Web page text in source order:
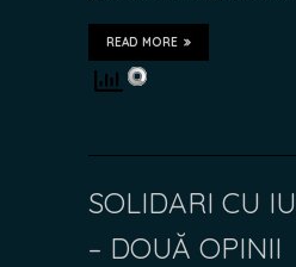
READ MORE
SOLIDARI CU
– DOUĂ OPINII